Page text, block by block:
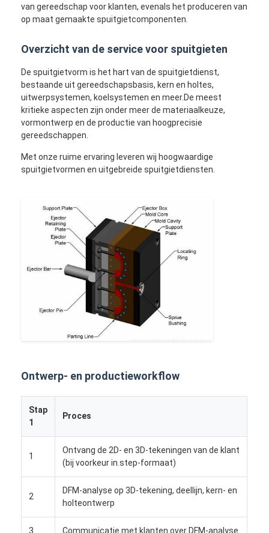
Producten
Video's
van gereedschap voor klanten, evenals het produceren van
op maat gemaakte spuitgietcomponenten.
Overzicht van de service voor spuitgieten
De spuitgietvorm is het hart van de spuitgietdienst,
bestaande uit gereedschapsbasis, kern en holtes,
uitwerpsystemen, koelsystemen en meer.De meest
kritieke aspecten zijn onder meer de materiaalkeuze,
vormontwerp en de productie van hoogprecisie
gereedschappen.
Met onze ruime ervaring leveren wij hoogwaardige
spuitgietvormen en uitgebreide spuitgietdiensten.
Ontwerp- en productieworkflow
Stap
1
Proces
1
Ontvang de 2D- en 3D-tekeningen van de klant
(bij voorkeur in.step-formaat)
2
DFM-analyse op 3D-tekening, deellijn, kern- en
holteontwerp
3 Communicatie met klanten over DFM-analyse